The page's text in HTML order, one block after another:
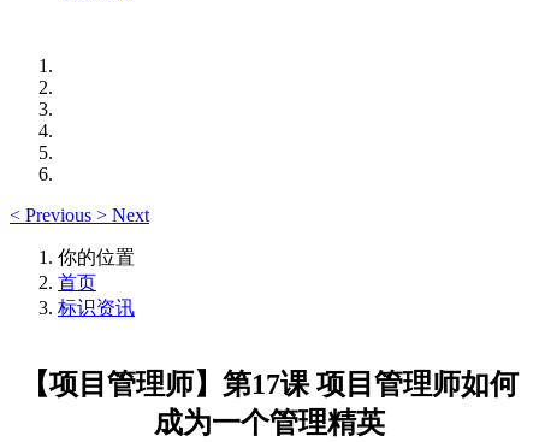
< Previous > Next
你的位置
首页
标识资讯
【项目管理师】第17课 项目管理师如何
成为一个管理精英